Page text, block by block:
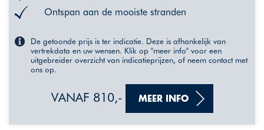
Ontspan aan de mooiste stranden
De getoonde prijs is ter indicatie. Deze is afhankelijk van
vertrekdata en uw wensen. Klik op "meer info" voor een
uitgebreider overzicht van indicatieprijzen, of neem contact met
ons op.
VANAF 810,- MEER INFO